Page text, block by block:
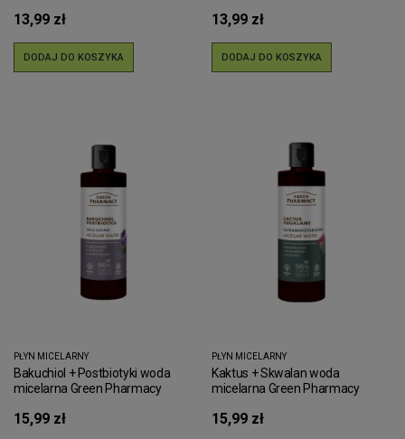
13,99 zł
DODAJ DO KOSZYKA
13,99 zł
DODAJ DO KOSZYKA
PŁYN MICELARNY
Bakuchiol + Postbiotyki woda
micelarna Green Pharmacy
15,99 zł
PŁYN MICELARNY
Kaktus + Skwalan woda
micelarna Green Pharmacy
15,99 zł